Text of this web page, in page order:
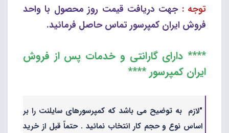
توجه : جهت دریافت قیمت روز محصول با واحد
فروش ایران کمپرسور تماس حاصل فرمائید.
**** دارای گارانتی و خدمات پس از فروش
ایران کمپرسور ****
"لازم به توضیح می باشد که کمپرسورهای سایلنت را بر
اساس نوع و حجم کار انتخاب نمائید . حتماً قبل از خرید